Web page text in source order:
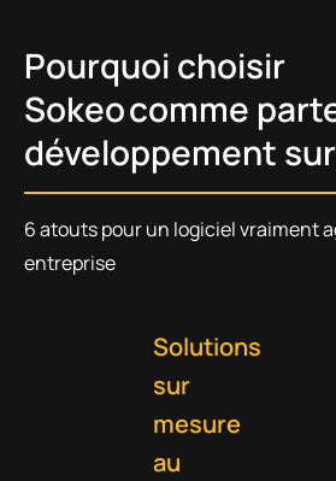
Pourquoi choisir
Sokeo comme
développement
6 atouts pour un logiciel vraiment
entreprise
Solutions
sur
mesure
au